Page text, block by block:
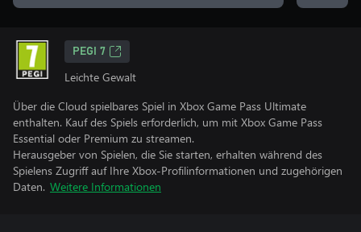
PEGI 7
Leichte Gewalt
Über die Cloud spielbares Spiel in Xbox Game Pass Ultimate
enthalten. Kauf des Spiels erforderlich, um mit Xbox Game Pass
Essential oder Premium zu streamen.
Herausgeber von Spielen, die Sie starten, erhalten während des
Spielens Zugriff auf Ihre Xbox-Profilinformationen und zugehörigen
Daten. Weitere Informationen